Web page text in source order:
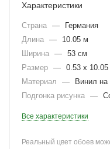
Характеристики
Страна —
Германия
Длина —
10.05 м
Ширина — 53 см
Размер — 0.53 x 10.05
Материал
—
Винил на
Подгонка рисунка —
Все характеристики
Реальный цвет обоев